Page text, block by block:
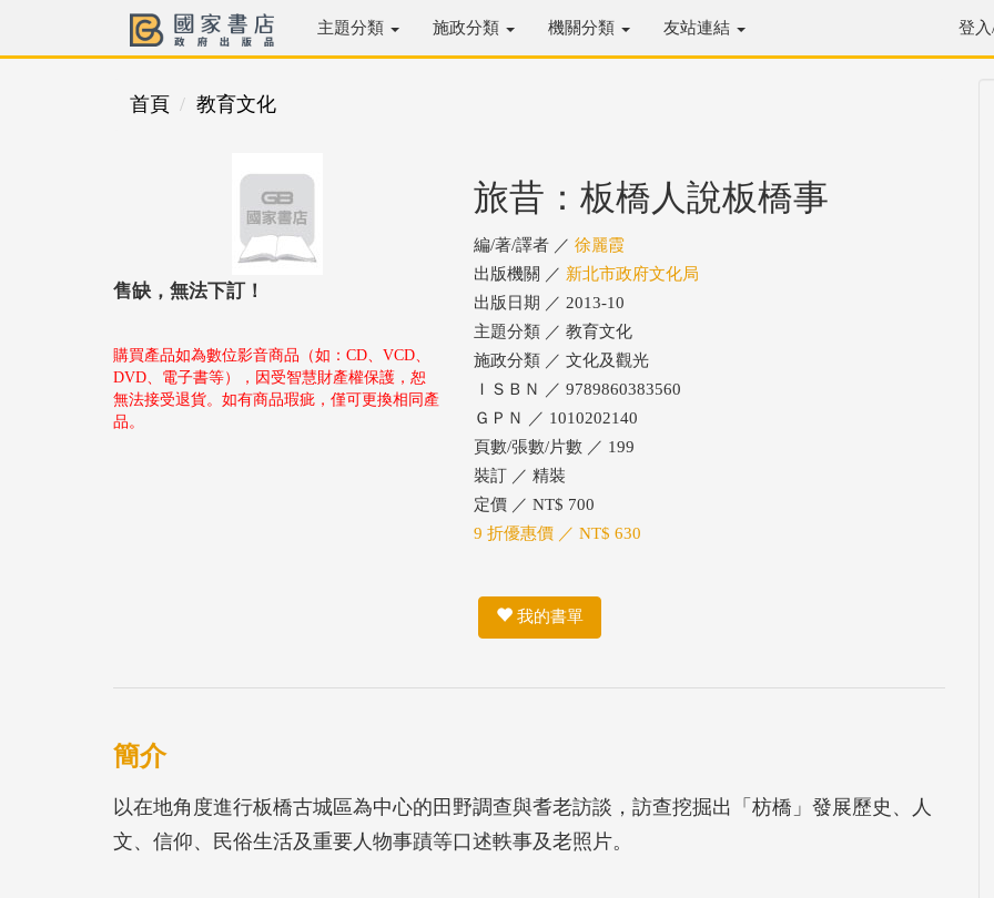
主題分類 施政分類 機關分類 友站連結 登
首頁 教育文化
售缺，無法下訂！
購買產品如為數位影音商品（如：CD、VCD、
DVD、電子書等），因受智慧財產權保護，恕
無法接受退貨。如有商品瑕疵，僅可更換相同產
品。
旅昔：板橋人說板橋事
編/著/譯者 ／ 徐麗霞
出版機關 ／ 新北市政府文化局
出版日期 ／ 2013-10
主題分類 ／ 教育文化
施政分類 ／ 文化及觀光
ＩＳＢＮ ／ 9789860383560
ＧＰＮ ／ 1010202140
頁數/張數/片數 ／ 199
裝訂 ／ 精裝
定價 ／ NT$ 700
9 折優惠價 ／ NT$ 630
我的書單
簡介
以在地角度進行板橋古城區為中心的田野調查與耆老訪談，訪查挖掘出「枋橋」發展歷史、人
文、信仰、民俗生活及重要人物事蹟等口述軼事及老照片。